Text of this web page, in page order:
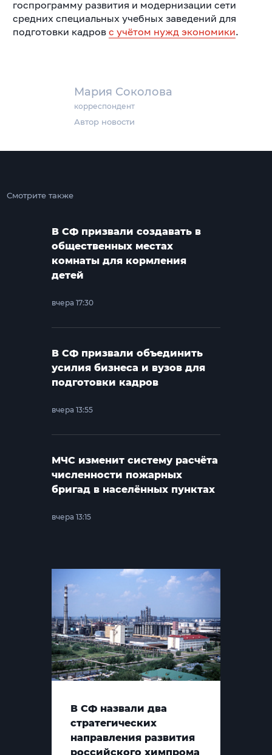
Мария Соколова
корреспондент
Автор новости
госпрограмму развития и модернизации сети
средних специальных учебных заведений для
подготовки кадров с учётом нужд экономики.
Смотрите также
В СФ призвали создавать в
общественных местах
комнаты для кормления
детей
вчера 17:30
В СФ призвали объединить
усилия бизнеса и вузов для
подготовки кадров
вчера 13:55
МЧС изменит систему расчёта
численности пожарных
бригад в населённых пунктах
вчера 13:15
В СФ назвали два
стратегических
направления развития
российского химпрома